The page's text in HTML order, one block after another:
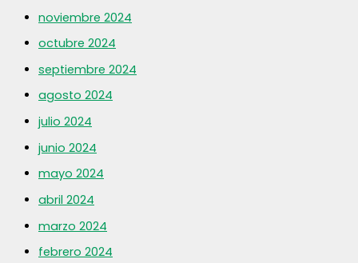
noviembre 2024
octubre 2024
septiembre 2024
agosto 2024
julio 2024
junio 2024
mayo 2024
abril 2024
marzo 2024
febrero 2024